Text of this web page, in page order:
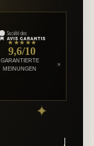
✦
★★★★★
9,6/10
GARANTIERTE
MEINUNGEN